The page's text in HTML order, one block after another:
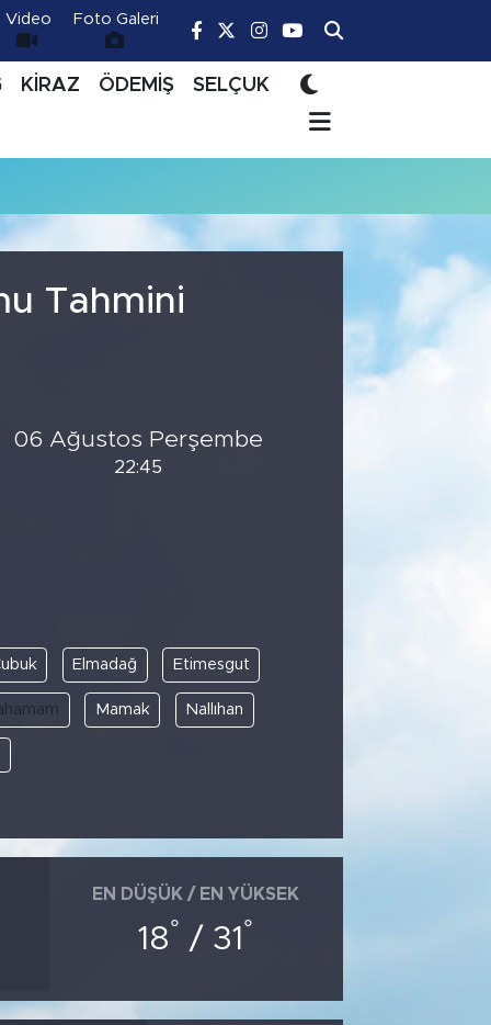
Video Foto Galeri
KİRAZ ÖDEMİŞ SELÇUK
Tahmini
06 Ağustos Perşembe
22:45
Elmadağ Etimesgut
Mamak Nallıhan
EN DÜŞÜK / EN YÜKSEK
18° / 31 °